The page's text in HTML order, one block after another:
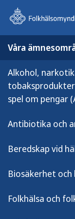
Våra
Alkohol,
spel om pengar
Antibiotika och
Beredskap vid
Biosäkerhet och
Folkhälsa och
Sök på
Så
Människors
och den